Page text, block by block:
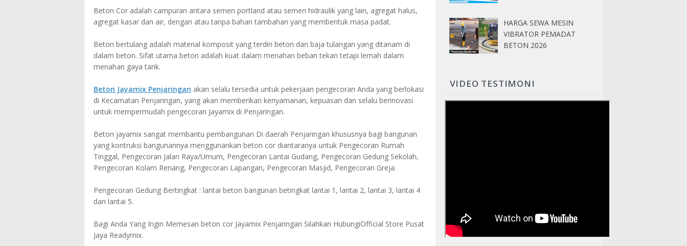
Beton Cor adalah campuran antara semen portland atau semen hidraulik yang lain, agregat halus,
agregat kasar dan air, dengan atau tanpa bahan tambahan yang membentuk masa padat.
Beton bertulang adalah material komposit yang terdiri beton dan baja tulangan yang ditanam di
dalam beton. Sifat utama beton adalah kuat dalam menahan beban tekan tetapi lemah dalam
menahan gaya tarik.
Beton Jayamix Penjaringan akan selalu tersedia untuk pekerjaan pengecoran Anda yang berlokasi
di Kecamatan Penjaringan, yang akan memberikan kenyamanan, kepuasan dan selalu berinovasi
untuk mempermudah pengecoran Jayamix di Penjaringan.
Beton jayamix sangat membantu pembangunan Di daerah Penjaringan khususnya bagi bangunan
yang kontruksi bangunannya menggunankan beton cor diantaranya untuk Pengecoran Rumah
Tinggal, Pengecoran Jalan Raya/Umum, Pengecoran Lantai Gudang, Pengecoran Gedung Sekolah,
Pengecoran Kolam Renang, Pengecoran Lapangan, Pengecoran Masjid, Pengecoran Greja.
Pengecoran Gedung Bertingkat : lantai beton bangunan betingkat lantai 1, lantai 2, lantai 3, lantai 4
dan lantai 5.
Bagi Anda Yang Ingin Memesan beton cor Jayamix Penjaringan Silahkan HubungiOfficial Store Pusat
Jaya Readymix.
HARGA SEWA MESIN
VIBRATOR PEMADAT
BETON 2026
VIDEO TESTIMONI